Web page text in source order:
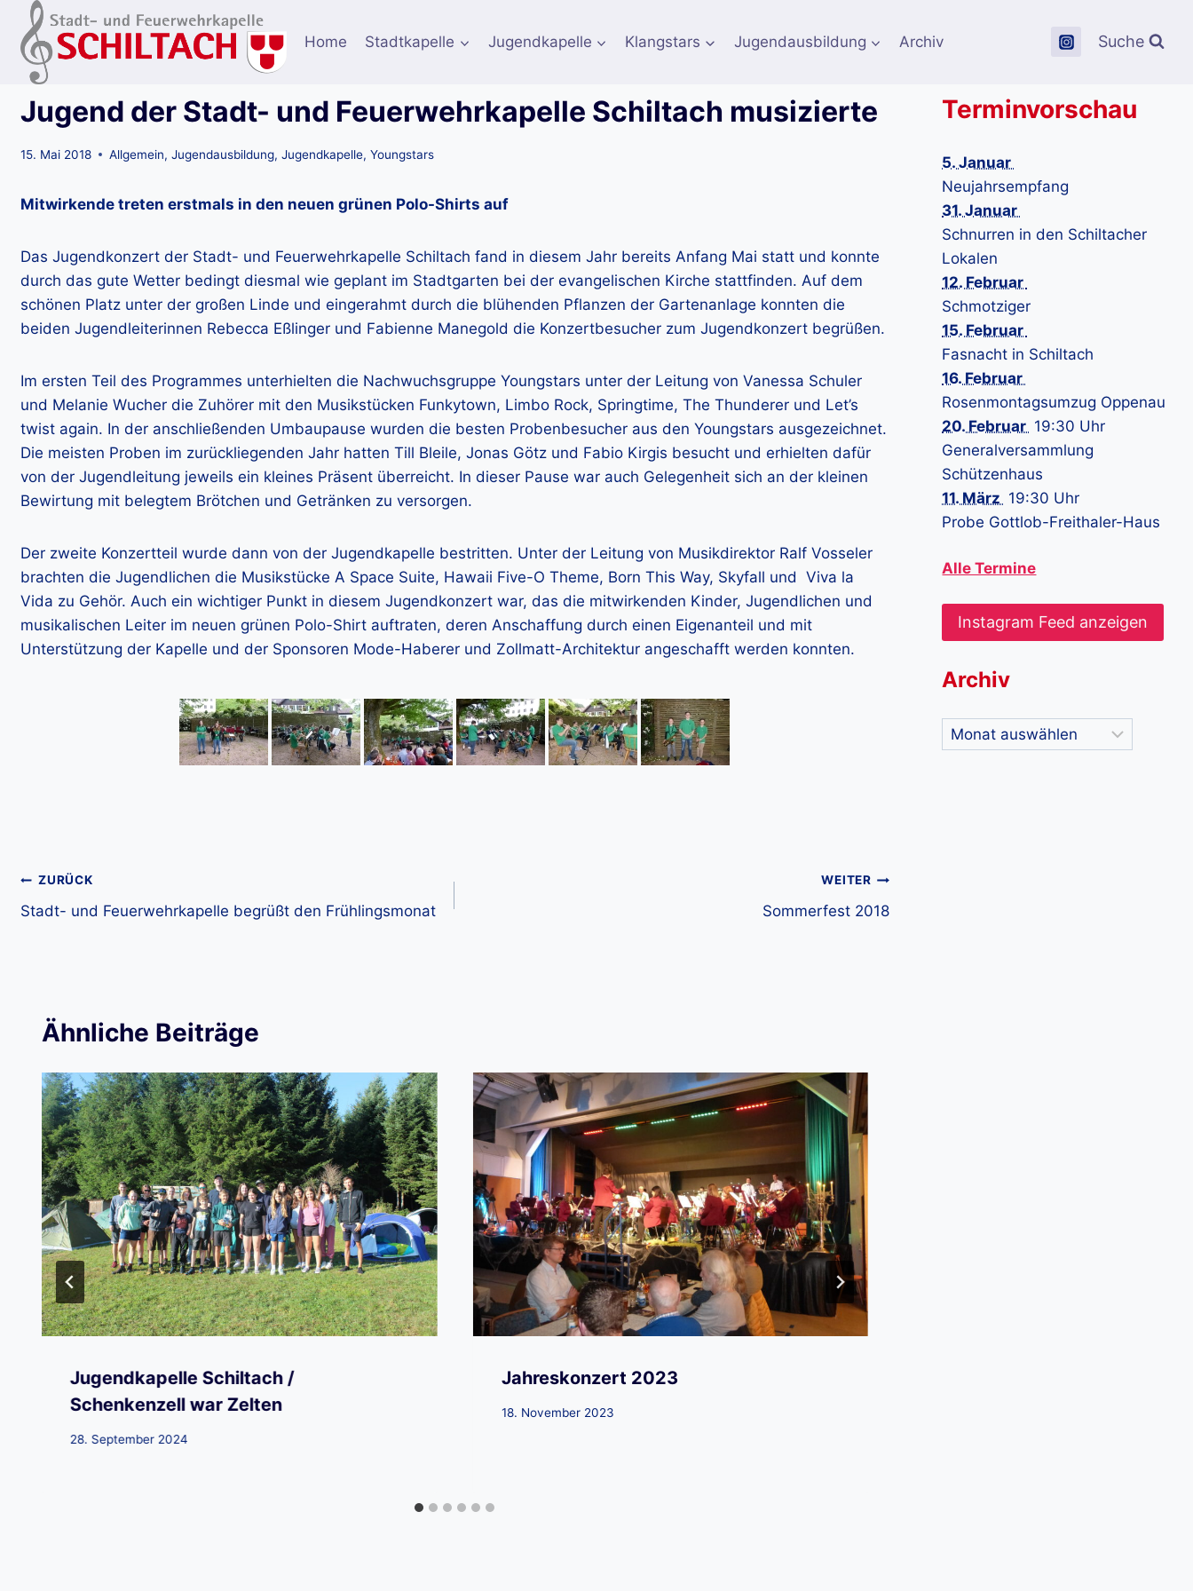
Zum
Inhalt
springen
Home Stadtkapelle Jugendkapelle Klangstars Jugendausbildung Archiv Suche
Jugend der Stadt- und Feuerwehrkapelle Schiltach musizierte
15. Mai 2018 Allgemein, Jugendausbildung, Jugendkapelle, Youngstars
Mitwirkende treten erstmals in den neuen grünen Polo-Shirts auf
Das Jugendkonzert der Stadt- und Feuerwehrkapelle Schiltach fand in diesem Jahr bereits Anfang Mai statt und konnte
durch das gute Wetter bedingt diesmal wie geplant im Stadtgarten bei der evangelischen Kirche stattfinden. Auf dem
schönen Platz unter der großen Linde und eingerahmt durch die blühenden Pflanzen der Gartenanlage konnten die
beiden Jugendleiterinnen Rebecca Eßlinger und Fabienne Manegold die Konzertbesucher zum Jugendkonzert begrüßen.
Im ersten Teil des Programmes unterhielten die Nachwuchsgruppe Youngstars unter der Leitung von Vanessa Schuler
und Melanie Wucher die Zuhörer mit den Musikstücken Funkytown, Limbo Rock, Springtime, The Thunderer und Let’s
twist again. In der anschließenden Umbaupause wurden die besten Probenbesucher aus den Youngstars ausgezeichnet.
Die meisten Proben im zurückliegenden Jahr hatten Till Bleile, Jonas Götz und Fabio Kirgis besucht und erhielten dafür
von der Jugendleitung jeweils ein kleines Präsent überreicht. In dieser Pause war auch Gelegenheit sich an der kleinen
Bewirtung mit belegtem Brötchen und Getränken zu versorgen.
Der zweite Konzertteil wurde dann von der Jugendkapelle bestritten. Unter der Leitung von Musikdirektor Ralf Vosseler
brachten die Jugendlichen die Musikstücke A Space Suite, Hawaii Five-O Theme, Born This Way, Skyfall und Viva la
Vida zu Gehör. Auch ein wichtiger Punkt in diesem Jugendkonzert war, das die mitwirkenden Kinder, Jugendlichen und
musikalischen Leiter im neuen grünen Polo-Shirt auftraten, deren Anschaffung durch einen Eigenanteil und mit
Unterstützung der Kapelle und der Sponsoren Mode-Haberer und Zollmatt-Architektur angeschafft werden konnten.
Beitragsnavigation
ZURÜCK
Stadt- und Feuerwehrkapelle begrüßt den Frühlingsmonat
WEITER
Sommerfest 2018
Ähnliche Beiträge
Jugendkapelle Schiltach /
Schenkenzell war Zelten
28. September 2024
Jahreskonzert 2023
18. November 2023
Terminvorschau
5. Januar
Neujahrsempfang
31. Januar
Schnurren in den Schiltacher
Lokalen
12. Februar
Schmotziger
15. Februar
Fasnacht in Schiltach
16. Februar
Rosenmontagsumzug Oppenau
20. Februar 19:30 Uhr
Generalversammlung
Schützenhaus
11. März 19:30 Uhr
Probe Gottlob-Freithaler-Haus
Alle Termine
Instagram Feed anzeigen
Archiv
Archiv